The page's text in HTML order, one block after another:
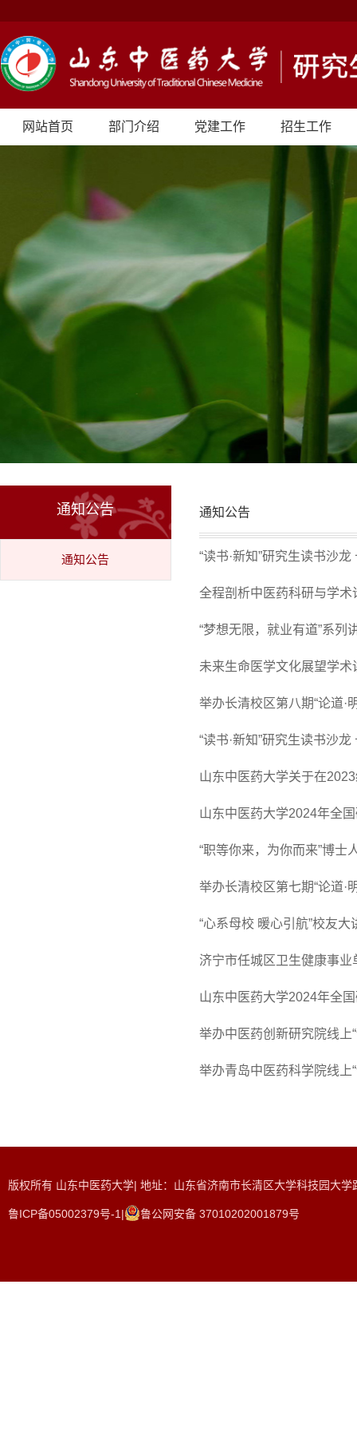
网站首页 部门介绍 党建工作 招生工作
通知公告
通知公告
通知公告
“读书·新知”研究生读书沙
全程剖析中医药科研与学
“梦想无限，就业有道”系列
未来生命医学文化展望学术
举办长清校区第八期“论道·
“读书·新知”研究生读书沙
山东中医药大学关于在
山东中医药大学2024年全
“职等你来，为你而来”博士
举办长清校区第七期“论道·
“心系母校 暖心引航”校友大
济宁市任城区卫生健康事业
山东中医药大学2024年全
举办中医药创新研究院线上
举办青岛中医药科学院线上
版权所有 山东中医药大学| 地址：山东省济南市长清区大学科技园大
鲁ICP备05002379号-1| 鲁公网安备 37010202001879号